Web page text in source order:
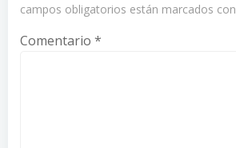
campos obligatorios están marcados con
Comentario *